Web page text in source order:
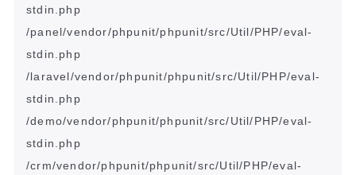
stdin.php
/panel/vendor/phpunit/phpunit/src/Util/PHP/eval-
stdin.php
/laravel/vendor/phpunit/phpunit/src/Util/PHP/eval-
stdin.php
/demo/vendor/phpunit/phpunit/src/Util/PHP/eval-
stdin.php
/crm/vendor/phpunit/phpunit/src/Util/PHP/eval-